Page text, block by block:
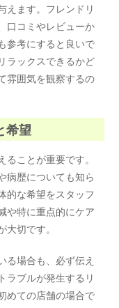
えます。フレンドリ
口コミやレビューか
参考にすると良いで
ラックスできるかど
雰囲気を観察するの
希望
ことが重要です。
病歴についても知ら
的な希望をスタッフ
や特に重点的にケア
切です。
る場合も、必ず伝え
ラブルが発生するリ
めての店舗の場合で